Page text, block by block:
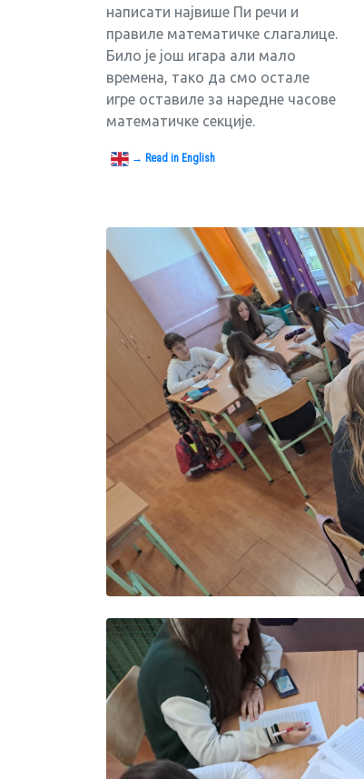
написати највише Пи речи и
правиле математичке слагалице.
Било је још игара али мало
времена, тако да смо остале
игре оставиле за наредне часове
математичке секције.
→ Read in English